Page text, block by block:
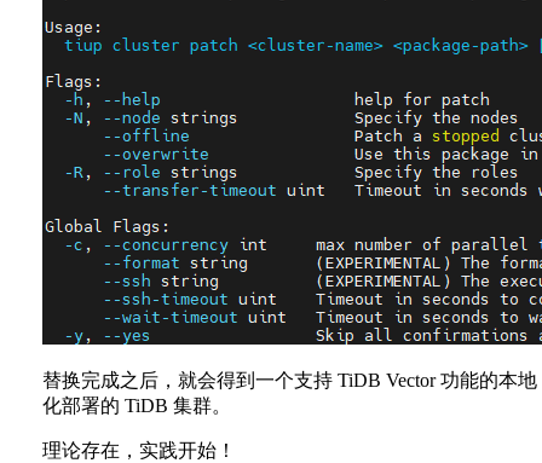
替换完成之后，就会得到一个支持 TiDB Vector 功能的本地
化部署的 TiDB 集群。
理论存在，实践开始！